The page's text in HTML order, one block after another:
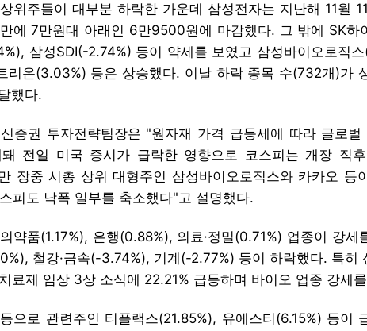
위주들이 대부분 하락한 가운데 삼성전자는 지난해 11월
에 7만원대 아래인 6만9500원에 마감했다. 그 밖에 SK하
삼성SDI(-2.74%) 등이 약세를 보였고 삼성바이오로직
리온(3.03%) 등은 상승했다. 이날 하락 종목 수(732개)가
했다.
증권 투자전략팀장은 "원자재 가격 급등세에 따라 글로벌
전일 미국 증시가 급락한 영향으로 코스피는 개장 직
장중 시총 상위 대형주인 삼성바이오로직스와 카카오 등
피도 낙폭 일부를 축소했다"고 설명했다.
약품(1.17%), 은행(0.88%), 의료·정밀(0.71%) 업종이 강세
철강·금속(-3.74%), 기계(-2.77%) 등이 하락했다. 특히
료제 임상 3상 소식에 22.21% 급등하며 바이오 업종 강세
으로 관련주인 티플랙스(21.85%), 유에스티(6.15%) 등이